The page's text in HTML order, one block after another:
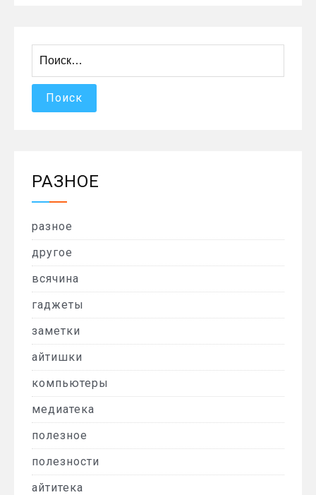
РАЗНОЕ
разное
другое
всячина
гаджеты
заметки
айтишки
компьютеры
медиатека
полезное
полезности
айтитека